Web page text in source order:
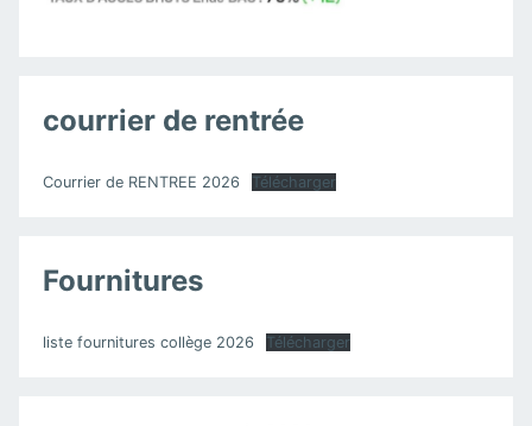
courrier de rentrée
Courrier de RENTREE 2026 Télécharger
Fournitures
liste fournitures collège 2026 Télécharger